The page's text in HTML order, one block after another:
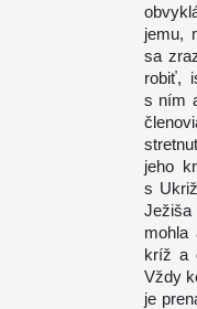
jemu,
sa
robiť,
s ním
jeho
s
mohla
kríž a
Vždy
je